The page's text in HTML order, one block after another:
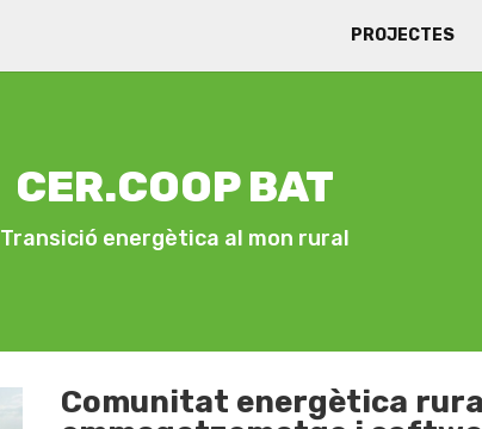
PROJECTES
CER.COOP BAT
Transició energètica al mon rural
Comunitat energètica